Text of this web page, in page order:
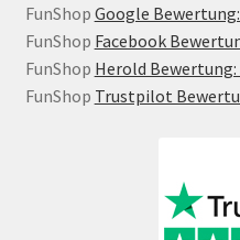
FunShop Google
FunShop Facebook
FunShop Herold Bewertung:
FunShop Trustpilot